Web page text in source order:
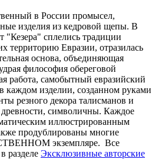
в России промысел,
изделия из кедровой щепы. В
"Кезера" сплелись традиции
территорию Евразии, отразилась
основа, объединяющая
философия обереговой
работа, самобытный евразийский
каждом изделии, созданном руками
резного декора талисманов и
древности, символичны. Каждое
иллюстрированным
продублированы многие
экземпляре. Все
разделе Эксклюзивные авторские